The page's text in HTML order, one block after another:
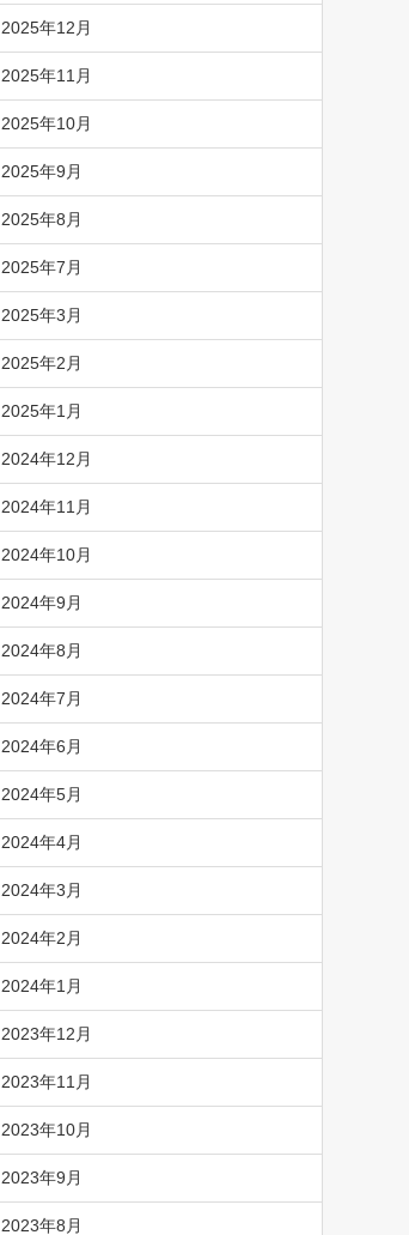
2025年12月
2025年11月
2025年10月
2025年9月
2025年8月
2025年7月
2025年3月
2025年2月
2025年1月
2024年12月
2024年11月
2024年10月
2024年9月
2024年8月
2024年7月
2024年6月
2024年5月
2024年4月
2024年3月
2024年2月
2024年1月
2023年12月
2023年11月
2023年10月
2023年9月
2023年8月